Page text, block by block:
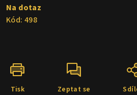
cena:
Na dotaz
Kód: 498
Tisk Zeptat se